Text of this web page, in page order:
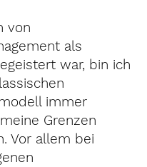
von
als
war, bin ich
immer
Grenzen
Vor allem bei